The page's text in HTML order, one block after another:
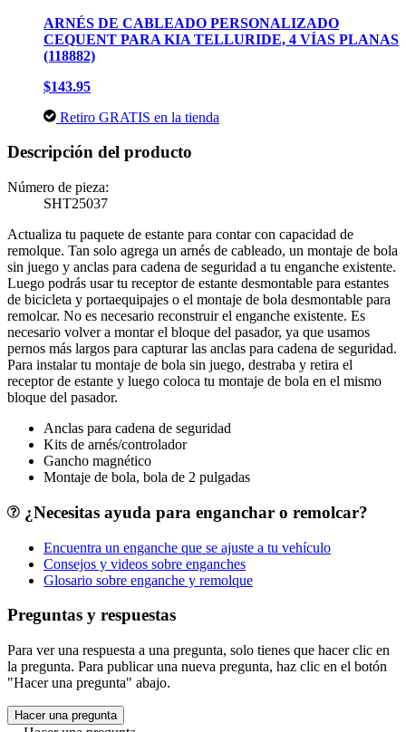
ARNÉS DE CABLEADO PERSONALIZADO
CEQUENT PARA KIA TELLURIDE, 4 VÍAS PLANAS
(118882)
$143.95
Retiro GRATIS en la tienda
Descripción del producto
Número de pieza:
SHT25037
Actualiza tu paquete de estante para contar con capacidad de
remolque. Tan solo agrega un arnés de cableado, un montaje de bola
sin juego y anclas para cadena de seguridad a tu enganche existente.
Luego podrás usar tu receptor de estante desmontable para estantes
de bicicleta y portaequipajes o el montaje de bola desmontable para
remolcar. No es necesario reconstruir el enganche existente. Es
necesario volver a montar el bloque del pasador, ya que usamos
pernos más largos para capturar las anclas para cadena de seguridad.
Para instalar tu montaje de bola sin juego, destraba y retira el
receptor de estante y luego coloca tu montaje de bola en el mismo
bloque del pasador.
Anclas para cadena de seguridad
Kits de arnés/controlador
Gancho magnético
Montaje de bola, bola de 2 pulgadas
¿Necesitas ayuda para enganchar o remolcar?
Encuentra un enganche que se ajuste a tu vehículo
Consejos y videos sobre enganches
Glosario sobre enganche y remolque
Preguntas y respuestas
Para ver una respuesta a una pregunta, solo tienes que hacer clic en
la pregunta. Para publicar una nueva pregunta, haz clic en el botón
"Hacer una pregunta" abajo.
Hacer una pregunta